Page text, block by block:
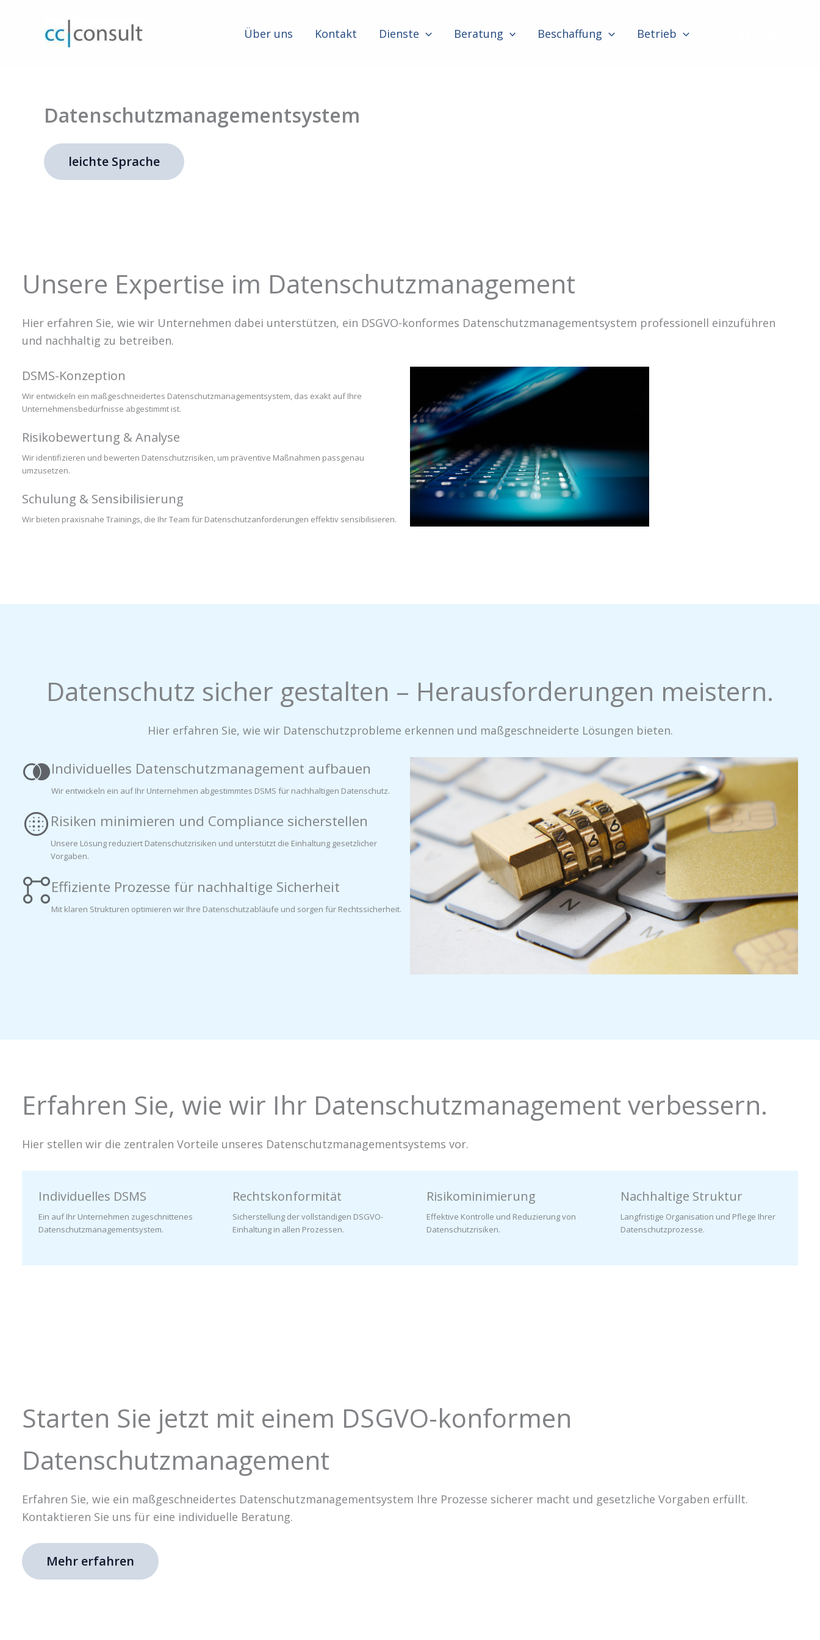
springen
Über uns Kontakt Dienste Beratung Beschaffung Betrieb
Datenschutzmanagementsystem
leichte Sprache
Unsere Expertise im Datenschutzmanagement
Hier erfahren Sie, wie wir Unternehmen dabei unterstützen, ein DSGVO-konformes Datenschutzmanagementsystem professionell einzuführen
und nachhaltig zu betreiben.
DSMS-Konzeption
Wir entwickeln ein maßgeschneidertes Datenschutzmanagementsystem, das exakt auf Ihre
Unternehmensbedürfnisse abgestimmt ist.
Risikobewertung & Analyse
Wir identifizieren und bewerten Datenschutzrisiken, um präventive Maßnahmen passgenau
umzusetzen.
Schulung & Sensibilisierung
Wir bieten praxisnahe Trainings, die Ihr Team für Datenschutzanforderungen effektiv sensibilisieren.
Datenschutz sicher gestalten – Herausforderungen meistern.
Hier erfahren Sie, wie wir Datenschutzprobleme erkennen und maßgeschneiderte Lösungen bieten.
Individuelles Datenschutzmanagement aufbauen
Wir entwickeln ein auf Ihr Unternehmen abgestimmtes DSMS für nachhaltigen Datenschutz.
Risiken minimieren und Compliance sicherstellen
Unsere Lösung reduziert Datenschutzrisiken und unterstützt die Einhaltung gesetzlicher
Vorgaben.
Effiziente Prozesse für nachhaltige Sicherheit
Mit klaren Strukturen optimieren wir Ihre Datenschutzabläufe und sorgen für Rechtssicherheit.
Erfahren Sie, wie wir Ihr Datenschutzmanagement verbessern.
Hier stellen wir die zentralen Vorteile unseres Datenschutzmanagementsystems vor.
Individuelles DSMS
Ein auf Ihr Unternehmen zugeschnittenes
Datenschutzmanagementsystem.
Rechtskonformität
Sicherstellung der vollständigen DSGVO-
Einhaltung in allen Prozessen.
Risikominimierung
Effektive Kontrolle und Reduzierung von
Datenschutzrisiken.
Nachhaltige Struktur
Langfristige Organisation und Pflege Ihrer
Datenschutzprozesse.
Starten Sie jetzt mit einem DSGVO-konformen
Datenschutzmanagement
Erfahren Sie, wie ein maßgeschneidertes Datenschutzmanagementsystem Ihre Prozesse sicherer macht und gesetzliche Vorgaben erfüllt.
Kontaktieren Sie uns für eine individuelle Beratung.
Mehr erfahren